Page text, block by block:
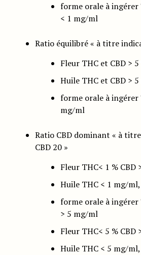
forme orale à ingérer
< 1 mg/ml
Ratio équilibré « à titre
Fleur THC et CBD > 5
Huile THC et CBD >
forme orale à ingérer
mg/ml
Ratio CBD dominant « à
CBD 20 »
Fleur THC< 1 % CBD
Huile THC < 1 mg/
forme orale à ingérer
> 5 mg/ml
Fleur THC< 5 % CBD
Huile THC < 5 mg/